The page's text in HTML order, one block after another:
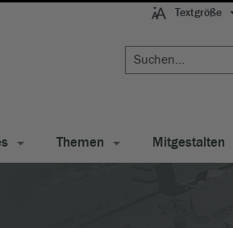
Textgröße
Themen Mitgestalten